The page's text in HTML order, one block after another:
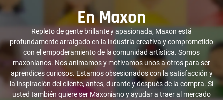
En Maxon
Repleto de gente brillante y apasionada, Maxon está
profundamente arraigado en la industria creativa y comprometido
con el empoderamiento de la comunidad artística. Somos
maxonianos. Nos animamos y motivamos unos a otros para ser
aprendices curiosos. Estamos obsesionados con la satisfacción y
la inspiración del cliente, antes, durante y después de la compra. Si
usted también quiere ser Maxoniano y ayudar a traer al mercado